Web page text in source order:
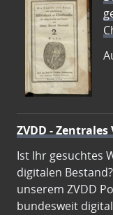
ZVDD -
Ist Ihr gesuchtes
digitalen
unserem ZVDD
bundesweit